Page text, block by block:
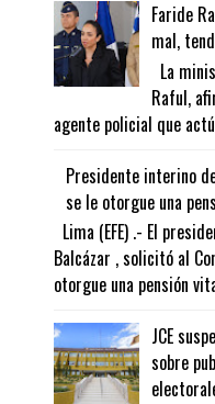
Faride
mal,
La
Raful,
agente policial que
Presidente interino
se le otorgue una
Lima (EFE) .- El
Balcázar , solicitó al
otorgue una pensión
JCE
sobre